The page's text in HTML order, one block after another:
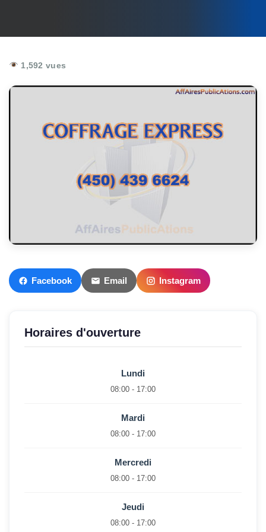
1,592 vues
Facebook Email Instagram
Horaires d'ouverture
Lundi
08:00 - 17:00
Mardi
08:00 - 17:00
Mercredi
08:00 - 17:00
Jeudi
08:00 - 17:00